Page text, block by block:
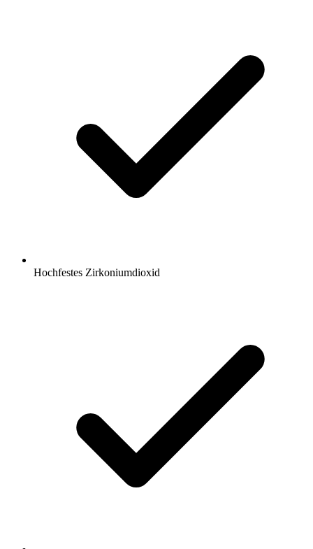
Hochfestes Zirkoniumdioxid